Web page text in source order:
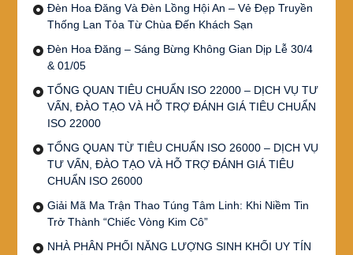
Đèn Hoa Đăng Và Đèn Lồng Hội An – Vẻ Đẹp Truyền
Thống Lan Tỏa Từ Chùa Đến Khách Sạn
Đèn Hoa Đăng – Sáng Bừng Không Gian Dịp Lễ 30/4
& 01/05
TỔNG QUAN TIÊU CHUẨN ISO 22000 – DỊCH VỤ TƯ
VẤN, ĐÀO TẠO VÀ HỖ TRỢ ĐÁNH GIÁ TIÊU CHUẨN
ISO 22000
TỔNG QUAN TỪ TIÊU CHUẨN ISO 26000 – DỊCH VỤ
TƯ VẤN, ĐÀO TẠO VÀ HỖ TRỢ ĐÁNH GIÁ TIÊU
CHUẨN ISO 26000
Giải Mã Ma Trận Thao Túng Tâm Linh: Khi Niềm Tin
Trở Thành “Chiếc Vòng Kim Cô”
NHÀ PHÂN PHỐI NĂNG LƯỢNG SINH KHỐI UY TÍN